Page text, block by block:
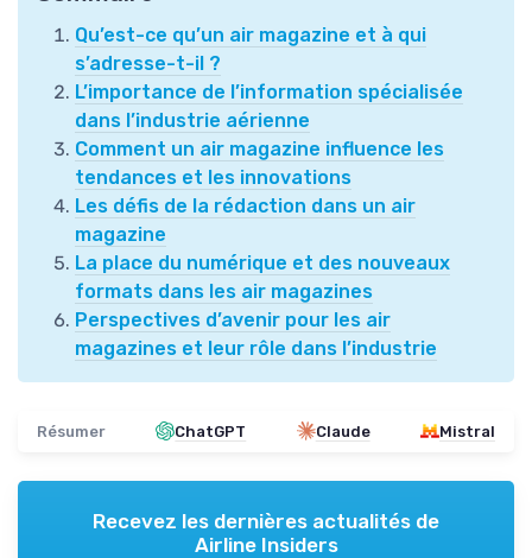
Qu’est-ce qu’un air magazine et à qui
s’adresse-t-il ?
L’importance de l’information spécialisée
dans l’industrie aérienne
Comment un air magazine influence les
tendances et les innovations
Les défis de la rédaction dans un air
magazine
La place du numérique et des nouveaux
formats dans les air magazines
Perspectives d’avenir pour les air
magazines et leur rôle dans l’industrie
Résumer ChatGPT Claude Mistral
Recevez les dernières actualités de
Airline Insiders